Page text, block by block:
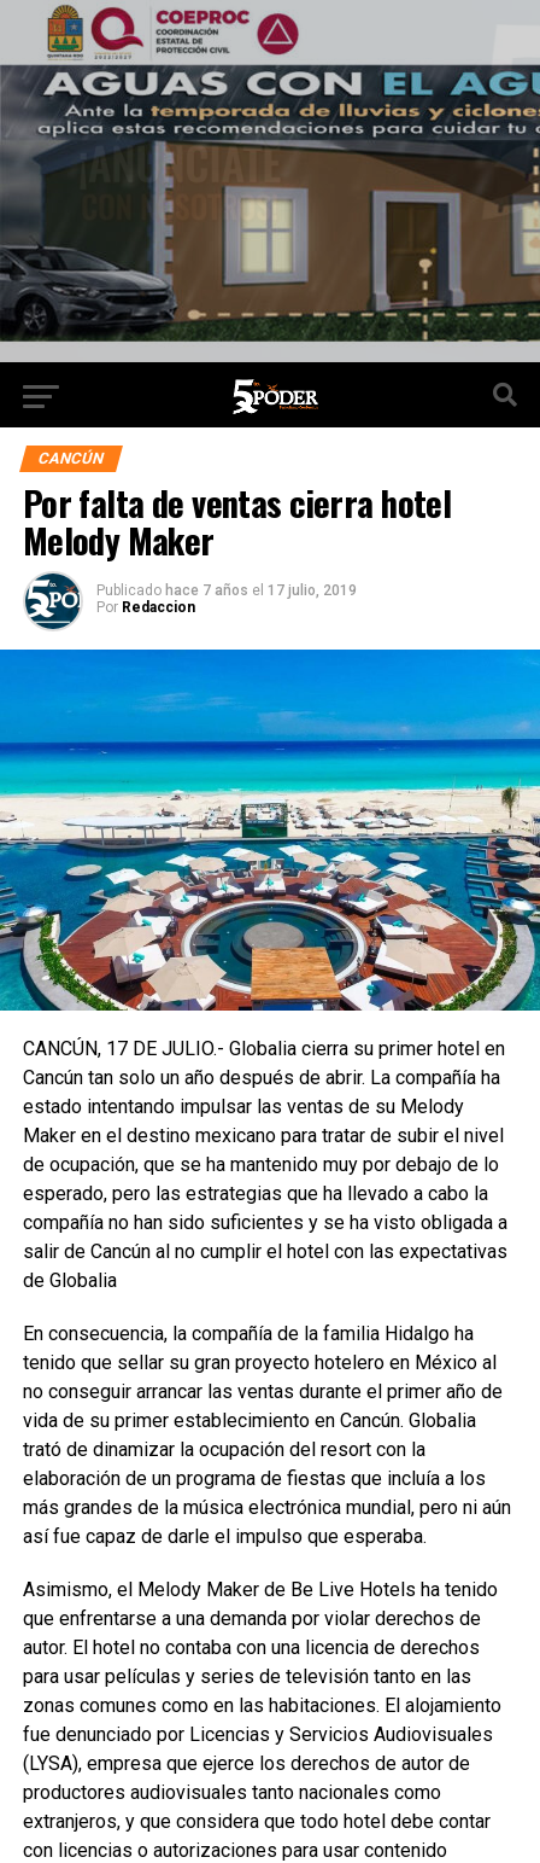
CANCÚN
Por falta de ventas cierra hotel
Melody Maker
Publicado hace 7 años el 17 julio, 2019
Por Redaccion
CANCÚN, 17 DE JULIO.- Globalia cierra su primer hotel en
Cancún tan solo un año después de abrir. La compañía ha
estado intentando impulsar las ventas de su Melody
Maker en el destino mexicano para tratar de subir el nivel
de ocupación, que se ha mantenido muy por debajo de lo
esperado, pero las estrategias que ha llevado a cabo la
compañía no han sido suficientes y se ha visto obligada a
salir de Cancún al no cumplir el hotel con las expectativas
de Globalia
En consecuencia, la compañía de la familia Hidalgo ha
tenido que sellar su gran proyecto hotelero en México al
no conseguir arrancar las ventas durante el primer año de
vida de su primer establecimiento en Cancún. Globalia
trató de dinamizar la ocupación del resort con la
elaboración de un programa de fiestas que incluía a los
más grandes de la música electrónica mundial, pero ni aún
así fue capaz de darle el impulso que esperaba.
Asimismo, el Melody Maker de Be Live Hotels ha tenido
que enfrentarse a una demanda por violar derechos de
autor. El hotel no contaba con una licencia de derechos
para usar películas y series de televisión tanto en las
zonas comunes como en las habitaciones. El alojamiento
fue denunciado por Licencias y Servicios Audiovisuales
(LYSA), empresa que ejerce los derechos de autor de
productores audiovisuales tanto nacionales como
extranjeros, y que considera que todo hotel debe contar
con licencias o autorizaciones para usar contenido